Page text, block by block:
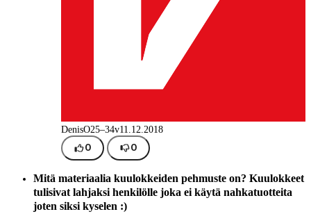
DenisO25–34v11.12.2018
0 0
Mitä materiaalia kuulokkeiden pehmuste on? Kuulokkeet
tulisivat lahjaksi henkilölle joka ei käytä nahkatuotteita
joten siksi kyselen :)